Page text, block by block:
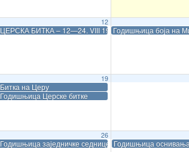
12
ЦЕРСКА БИТКА – 12—24. VIII 1914.Годишњица боја на
19
Битка на Церу
Годишњица Церске битке
26
Годишњица заједничке седнице Владе и Врховне
Годишњица оснивања